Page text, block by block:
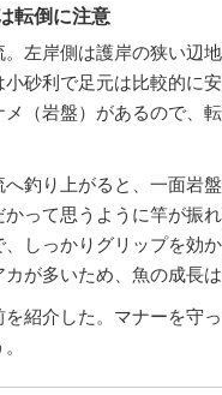
転倒に注意
。左岸側は護岸の狭い辺
小砂利で足元は比較的に
メ（岩盤）があるので、
へ釣り上がると、一面岩
かって思うように竿が振
しっかりグリップを効
が多いため、魚の成長
紹介した。マナーを守